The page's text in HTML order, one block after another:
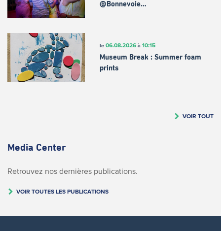
@Bonnevoie…
le 06.08.2026à 10:15
Museum Break : Summer foam
prints
VOIR TOUT
Media Center
Retrouvez nos dernières publications.
VOIR TOUTES LES PUBLICATIONS